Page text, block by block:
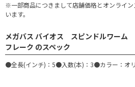
※一部商品につきまして店舗価格とオンライ
います。
メガバス バイオス スピンドルワー
フレーク のスペック
●全長(インチ)：5●入数(本)：3●カラー：オ